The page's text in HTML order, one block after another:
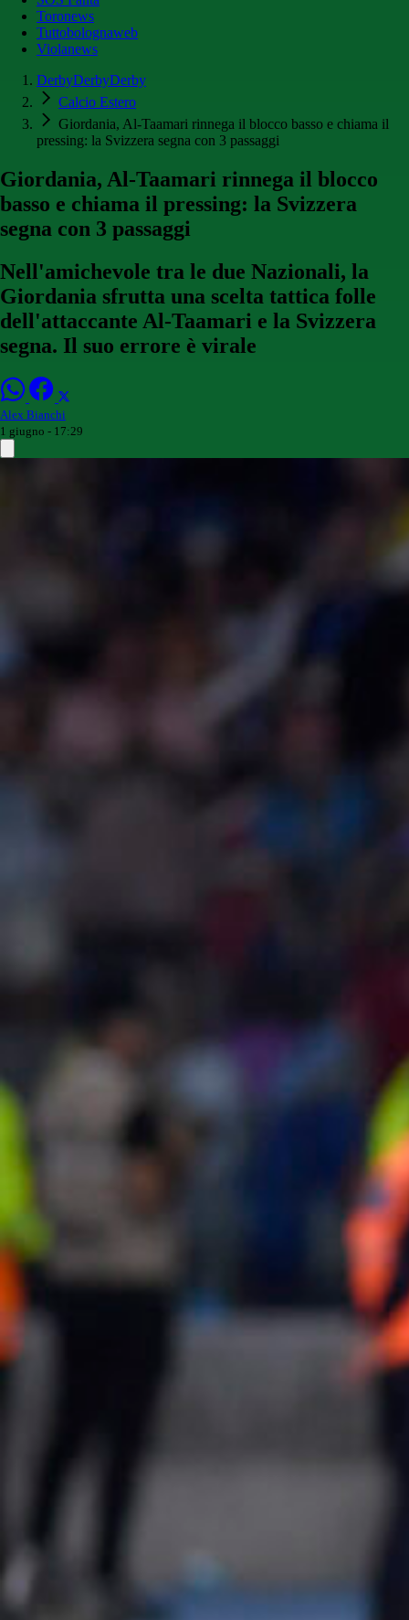
Toronews
Tuttobolognaweb
Violanews
DerbyDerbyDerby
Calcio Estero
Giordania, Al-Taamari rinnega il blocco basso e chiama il
pressing: la Svizzera segna con 3 passaggi
Giordania, Al-Taamari rinnega il blocco
basso e chiama il pressing: la Svizzera
segna con 3 passaggi
Nell'amichevole tra le due Nazionali, la
Giordania sfrutta una scelta tattica folle
dell'attaccante Al-Taamari e la Svizzera
segna. Il suo errore è virale
Alex Bianchi
1 giugno - 17:29